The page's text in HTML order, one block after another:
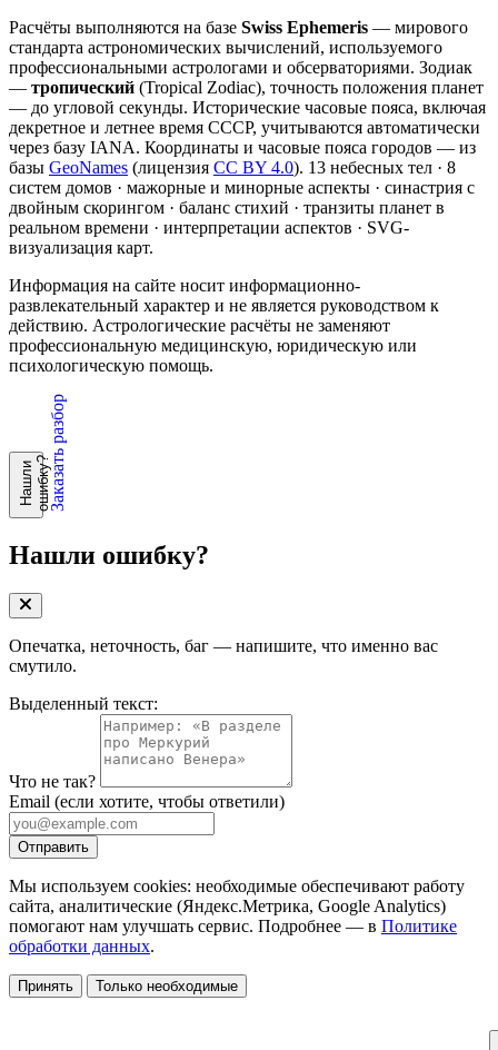
Расчёты выполняются на базе Swiss Ephemeris — мирового
стандарта астрономических вычислений, используемого
профессиональными астрологами и обсерваториями. Зодиак
— тропический (Tropical Zodiac), точность положения планет
— до угловой секунды. Исторические часовые пояса, включая
декретное и летнее время СССР, учитываются автоматически
через базу IANA. Координаты и часовые пояса городов — из
базы GeoNames (лицензия CC BY 4.0). 13 небесных тел · 8
систем домов · мажорные и минорные аспекты · синастрия с
двойным скорингом · баланс стихий · транзиты планет в
реальном времени · интерпретации аспектов · SVG-
визуализация карт.
Информация на сайте носит информационно-
развлекательный характер и не является руководством к
действию. Астрологические расчёты не заменяют
профессиональную медицинскую, юридическую или
психологическую помощь.
Н
а
ш
л
и
о
ш
и
б
к
у?Заказать разбор
Нашли ошибку?
Опечатка, неточность, баг — напишите, что именно вас
смутило.
Выделенный текст:
Что не так?
Email (если хотите, чтобы ответили)
Отправить
Мы используем cookies: необходимые обеспечивают работу
сайта, аналитические (Яндекс.Метрика, Google Analytics)
помогают нам улучшать сервис. Подробнее — в Политике
обработки данных.
Принять Только необходимые